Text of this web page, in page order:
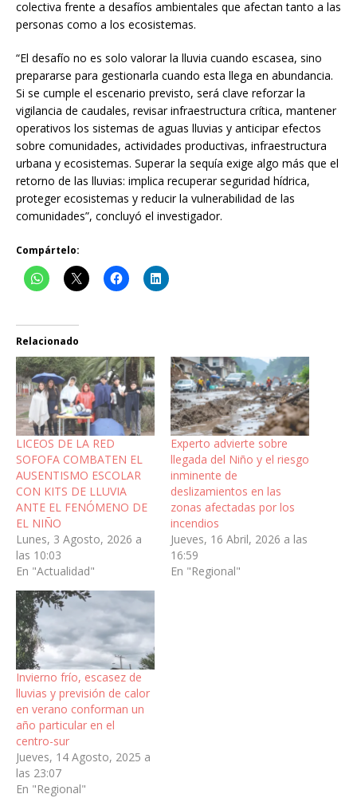
colectiva frente a desafíos ambientales que afectan tanto a las
personas como a los ecosistemas.
“El desafío no es solo valorar la lluvia cuando escasea, sino
prepararse para gestionarla cuando esta llega en abundancia.
Si se cumple el escenario previsto, será clave reforzar la
vigilancia de caudales, revisar infraestructura crítica, mantener
operativos los sistemas de aguas lluvias y anticipar efectos
sobre comunidades, actividades productivas, infraestructura
urbana y ecosistemas. Superar la sequía exige algo más que el
retorno de las lluvias: implica recuperar seguridad hídrica,
proteger ecosistemas y reducir la vulnerabilidad de las
comunidades”, concluyó el investigador.
Compártelo:
Relacionado
LICEOS DE LA RED
SOFOFA COMBATEN EL
AUSENTISMO ESCOLAR
CON KITS DE LLUVIA
ANTE EL FENÓMENO DE
EL NIÑO
Lunes, 3 Agosto, 2026 a
las 10:03
En "Actualidad"
Experto advierte sobre
llegada del Niño y el riesgo
inminente de
deslizamientos en las
zonas afectadas por los
incendios
Jueves, 16 Abril, 2026 a las
16:59
En "Regional"
Invierno frío, escasez de
lluvias y previsión de calor
en verano conforman un
año particular en el
centro-sur
Jueves, 14 Agosto, 2025 a
las 23:07
En "Regional"